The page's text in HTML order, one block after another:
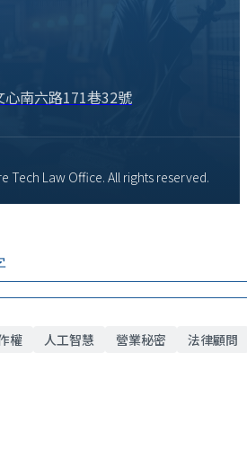
南六路171巷32號
Tech Law Office. All rights reserved.
權 人工智慧 營業秘密 法律顧問